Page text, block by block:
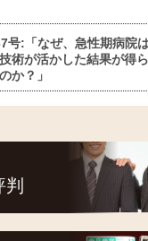
号:「なぜ、急性期病院
術が活かした結果が得
か？」